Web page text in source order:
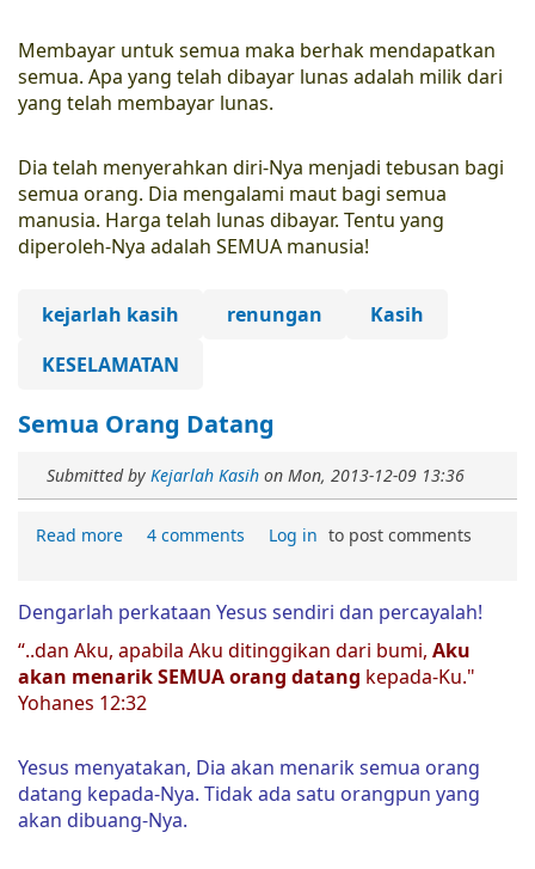
Membayar untuk semua maka berhak mendapatkan
semua. Apa yang telah dibayar lunas adalah milik dari
yang telah membayar lunas.
Dia telah menyerahkan diri-Nya menjadi tebusan bagi
semua orang. Dia mengalami maut bagi semua
manusia. Harga telah lunas dibayar. Tentu yang
diperoleh-Nya adalah SEMUA manusia!
kejarlah kasih renungan
Kasih
KESELAMATAN
Semua Orang Datang
Submitted by Kejarlah Kasih on Mon, 2013-12-09 13:36
Read more 4 comments Log in to post comments
Dengarlah perkataan Yesus sendiri dan percayalah!
“..dan Aku, apabila Aku ditinggikan dari bumi, Aku
akan menarik SEMUA orang datang kepada-Ku."
Yohanes 12:32
Yesus menyatakan, Dia akan menarik semua orang
datang kepada-Nya. Tidak ada satu orangpun yang
akan dibuang-Nya.